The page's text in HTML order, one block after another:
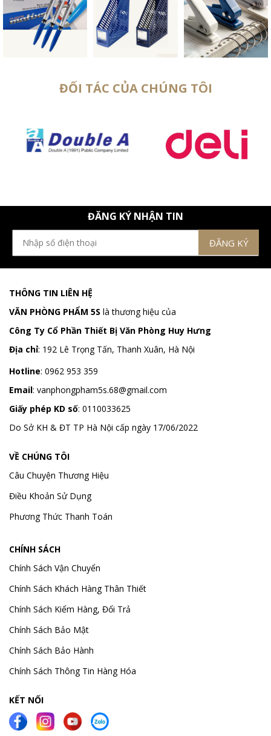
ĐỐI TÁC CỦA CHÚNG TÔI
ĐĂNG KÝ NHẬN TIN
THÔNG TIN LIÊN HỆ
VĂN PHÒNG PHẨM 5S là thương hiệu của
Công Ty Cổ Phần Thiết Bị Văn Phòng Huy Hưng
Địa chỉ: 192 Lê Trọng Tấn, Thanh Xuân, Hà Nội
Hotline: 0962 953 359
Email: vanphongpham5s.68@gmail.com
Giấy phép KD số: 0110033625
Do Sở KH & ĐT TP Hà Nội cấp ngày 17/06/2022
VỀ CHÚNG TÔI
Câu Chuyện Thương Hiệu
Điều Khoản Sử Dụng
Phương Thức Thanh Toán
CHÍNH SÁCH
Chính Sách Vận Chuyển
Chính Sách Khách Hàng Thân Thiết
Chính Sách Kiểm Hàng, Đổi Trả
Chính Sách Bảo Mật
Chính Sách Bảo Hành
Chính Sách Thông Tin Hàng Hóa
KẾT NỐI